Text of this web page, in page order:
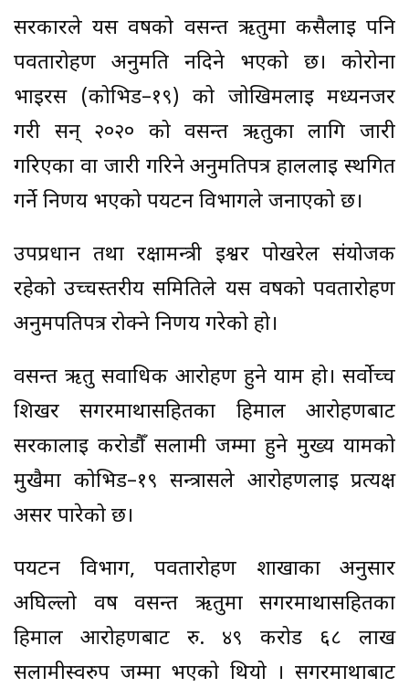
सरकारले यस वर्षको वसन्त ऋतुमा कसैलाई पनि
पर्वतारोहण अनुमति नदिने भएको छ। कोरोना
भाइरस (कोभिड–१९) को जोखिमलाई मध्यनजर
गरी सन् २०२० को वसन्त ऋतुका लागि जारी
गरिएका वा जारी गरिने अनुमतिपत्र हाललाई स्थगित
गर्ने निर्णय भएको पर्यटन विभागले जनाएको छ।
उपप्रधान तथा रक्षामन्त्री ईश्वर पोखरेल संयोजक
रहेको उच्चस्तरीय समितिले यस वर्षको पर्वतारोहण
अनुमपतिपत्र रोक्ने निर्णय गरेको हो।
वसन्त ऋतु सर्वाधिक आरोहण हुने याम हो। सर्वोच्च
शिखर सगरमाथासहितका हिमाल आरोहणबाट
सरकालाई करोडौँ सलामी जम्मा हुने मुख्य यामको
मुखैमा कोभिड–१९ सन्त्रासले आरोहणलाई प्रत्यक्ष
असर पारेको छ।
पर्यटन विभाग, पर्वतारोहण शाखाका अनुसार
अघिल्लो वर्ष वसन्त ऋतुमा सगरमाथासहितका
हिमाल आरोहणबाट रु. ४९ करोड ६८ लाख
सलामीस्वरुप जम्मा भएको थियो । सगरमाथाबाट